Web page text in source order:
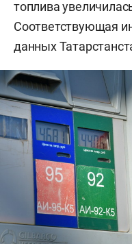
топлива
Соответствующая
данных